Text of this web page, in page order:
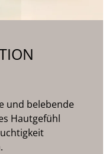
und belebende
Hautgefühl